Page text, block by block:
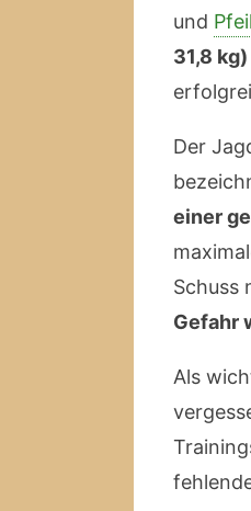
und
31,8 kg)
Der
einer
Schuss
Gefahr
Als